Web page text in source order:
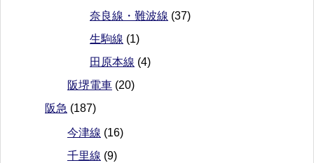
奈良線・難波線 (37)
生駒線 (1)
田原本線 (4)
阪堺電車 (20)
阪急 (187)
今津線 (16)
千里線 (9)